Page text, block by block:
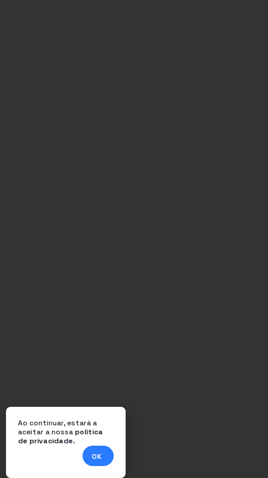
Ao continuar, estará a
aceitar a nossa política
de privacidade.
OK